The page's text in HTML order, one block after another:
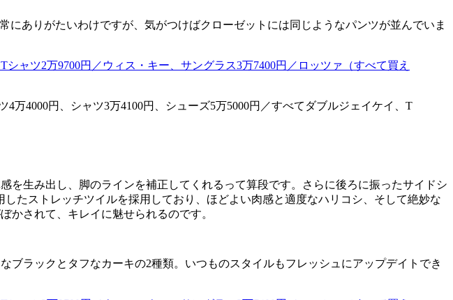
ありがたいわけですが、気がつけばクローゼットには同じようなパンツが並んでいま
4000円、シャツ3万4100円、シューズ5万5000円／すべてダブルジェイケイ、T
生み出し、脚のラインを補正してくれるって算段です。さらに後ろに振ったサイドシ
たストレッチツイルを採用しており、ほどよい肉感と適度なハリコシ、そして絶妙な
かされて、キレイに魅せられるのです。
ラックとタフなカーキの2種類。いつものスタイルもフレッシュにアップデイトでき